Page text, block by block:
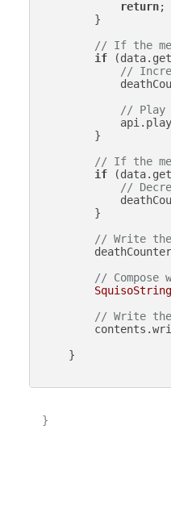
return;
        }
// If the
if
//
// Play
        }
// If the
if
//
        }
// Write
//
SquisoString
// Write
    }
}